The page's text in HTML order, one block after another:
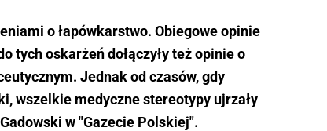
o łapówkarstwo. Obiegowe opinie
tych oskarżeń dołączyły też opinie o
Jednak od czasów, gdy
wszelkie medyczne stereotypy ujrzały
w "Gazecie Polskiej".